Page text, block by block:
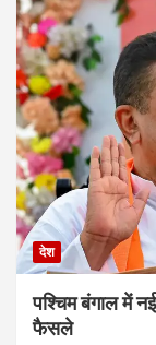
देश
पश्चिम बंगाल में
फैसले